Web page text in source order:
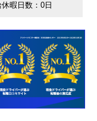
暇日数：0日